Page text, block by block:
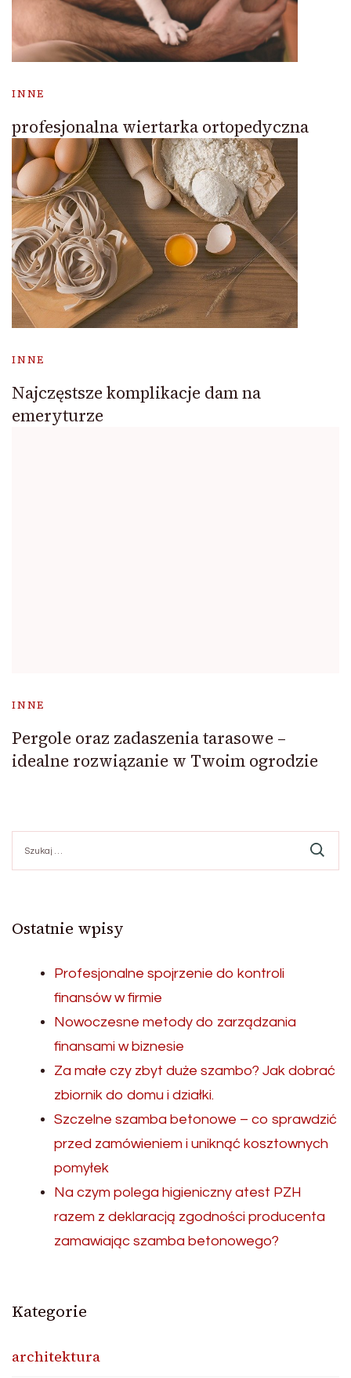
INNE
profesjonalna wiertarka ortopedyczna
INNE
Najczęstsze komplikacje dam na
emeryturze
INNE
Pergole oraz zadaszenia tarasowe –
idealne rozwiązanie w Twoim ogrodzie
Ostatnie wpisy
Profesjonalne spojrzenie do kontroli
finansów w firmie
Nowoczesne metody do zarządzania
finansami w biznesie
Za małe czy zbyt duże szambo? Jak dobrać
zbiornik do domu i działki.
Szczelne szamba betonowe – co sprawdzić
przed zamówieniem i uniknąć kosztownych
pomyłek
Na czym polega higieniczny atest PZH
razem z deklaracją zgodności producenta
zamawiając szamba betonowego?
Kategorie
architektura